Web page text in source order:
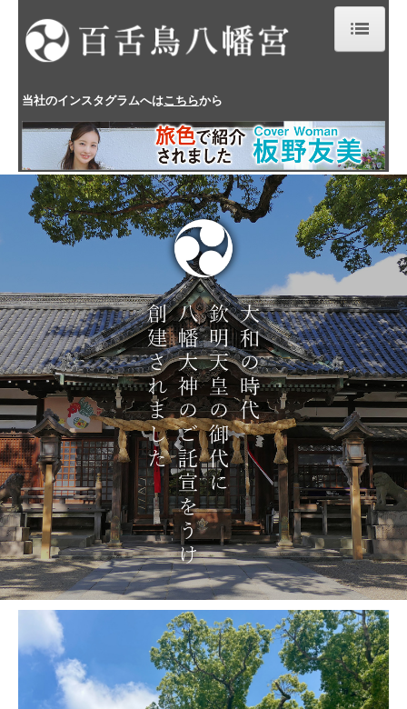
御祈祷
厄年表
年中行事
交通案内
お問い合わせ
プライバシーポリシー
令和の大造営事業
当社のインスタグラムへはこちらから